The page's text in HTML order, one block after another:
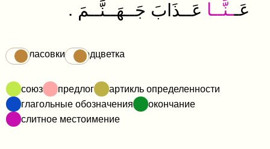
عَــنَّــا عَــذَابَ جَــهَــنَّــمَ .
Огласовки Подцветка
союз предлог
артикль определенности
глагольные обозначения
окончание
слитное местоимение